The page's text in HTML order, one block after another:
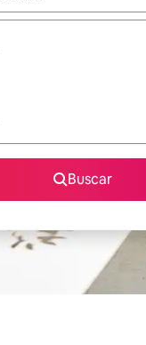
Buscar